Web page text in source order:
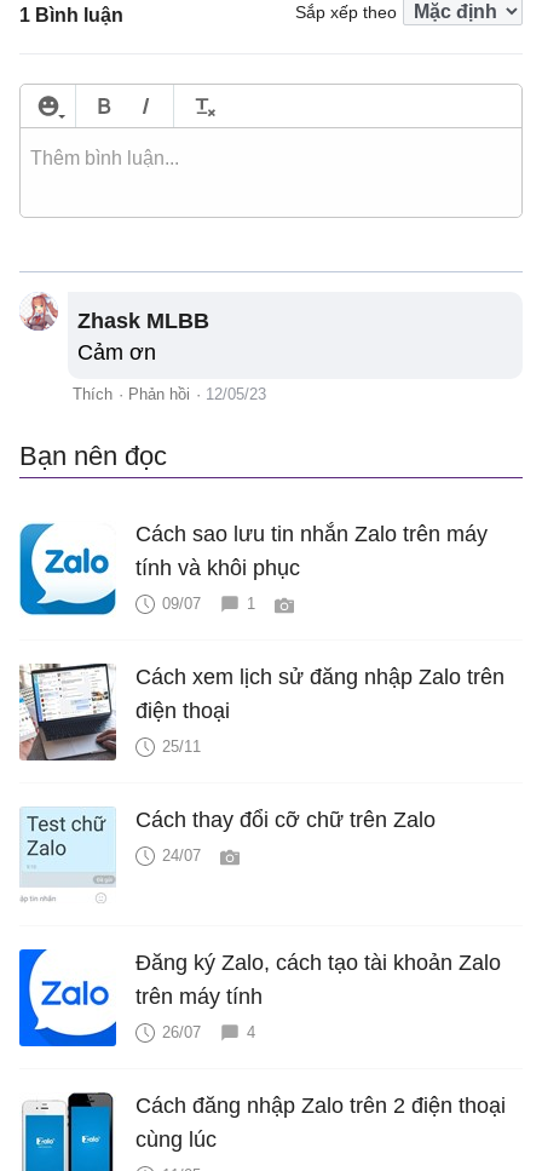
1 Bình luận Sắp xếp theo
Zhask MLBB
Cảm ơn
Thích · Phản hồi · 12/05/23
Bạn nên đọc
Cách sao lưu tin nhắn Zalo trên máy
tính và khôi phục
09/07 1
Cách xem lịch sử đăng nhập Zalo trên
điện thoại
25/11
Cách thay đổi cỡ chữ trên Zalo
24/07
Đăng ký Zalo, cách tạo tài khoản Zalo
trên máy tính
26/07 4
Cách đăng nhập Zalo trên 2 điện thoại
cùng lúc